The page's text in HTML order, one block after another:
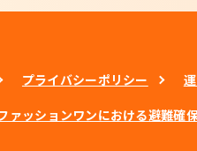
プライバシーポリシー
ァッションワンにおける避難確